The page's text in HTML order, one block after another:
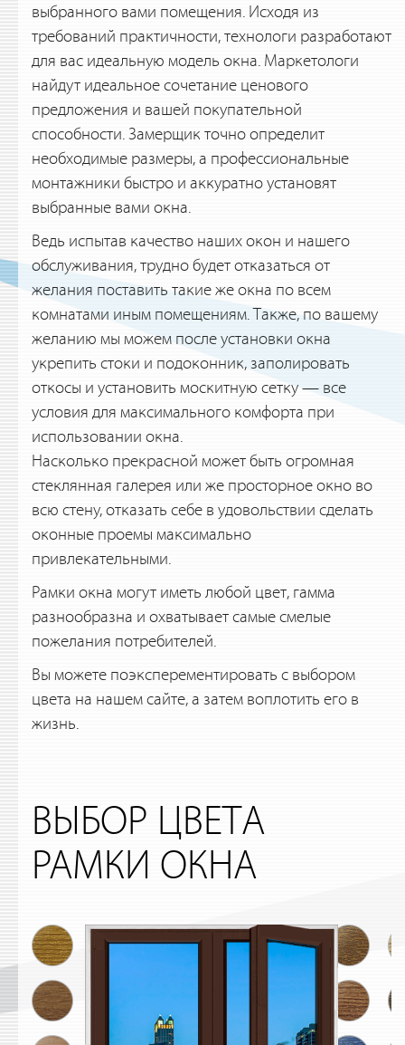
выбранного вами помещения. Исходя из
требований практичности, технологи разработают
для вас идеальную модель окна. Маркетологи
найдут идеальное сочетание ценового
предложения и вашей покупательной
способности. Замерщик точно определит
необходимые размеры, а профессиональные
монтажники быстро и аккуратно установят
выбранные вами окна.
Ведь испытав качество наших окон и нашего
обслуживания, трудно будет отказаться от
желания поставить такие же окна по всем
комнатами иным помещениям. Также, по вашему
желанию мы можем после установки окна
укрепить стоки и подоконник, заполировать
откосы и установить москитную сетку — все
условия для максимального комфорта при
использовании окна.
Насколько прекрасной может быть огромная
стеклянная галерея или же просторное окно во
всю стену, отказать себе в удовольствии сделать
оконные проемы максимально
привлекательными.
Рамки окна могут иметь любой цвет, гамма
разнообразна и охватывает самые смелые
пожелания потребителей.
Вы можете поэксперементировать с выбором
цвета на нашем сайте, а затем воплотить его в
жизнь.
ВЫБОР ЦВЕТА
РАМКИ ОКНА